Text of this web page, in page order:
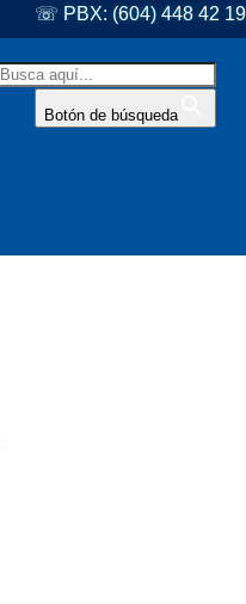
☏ PBX: (604) 448 42 19
Botón de búsqueda